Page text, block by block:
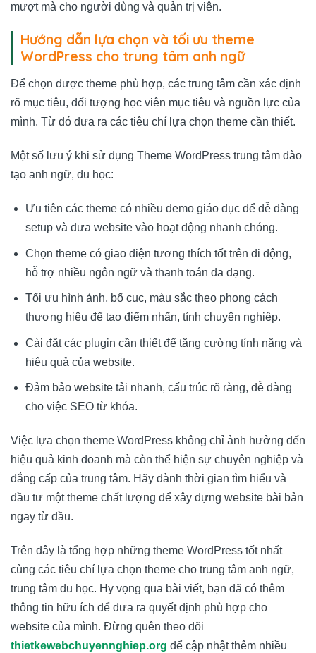
mượt mà cho người dùng và quản trị viên.
Hướng dẫn lựa chọn và tối ưu theme
WordPress cho trung tâm anh ngữ
Để chọn được theme phù hợp, các trung tâm cần xác định
rõ mục tiêu, đối tượng học viên mục tiêu và nguồn lực của
mình. Từ đó đưa ra các tiêu chí lựa chọn theme cần thiết.
Một số lưu ý khi sử dụng Theme WordPress trung tâm đào
tạo anh ngữ, du học:
Ưu tiên các theme có nhiều demo giáo dục để dễ dàng
setup và đưa website vào hoạt động nhanh chóng.
Chọn theme có giao diện tương thích tốt trên di động,
hỗ trợ nhiều ngôn ngữ và thanh toán đa dạng.
Tối ưu hình ảnh, bố cục, màu sắc theo phong cách
thương hiệu để tạo điểm nhấn, tính chuyên nghiệp.
Cài đặt các plugin cần thiết để tăng cường tính năng và
hiệu quả của website.
Đảm bảo website tải nhanh, cấu trúc rõ ràng, dễ dàng
cho việc SEO từ khóa.
Việc lựa chọn theme WordPress không chỉ ảnh hưởng đến
hiệu quả kinh doanh mà còn thể hiện sự chuyên nghiệp và
đẳng cấp của trung tâm. Hãy dành thời gian tìm hiểu và
đầu tư một theme chất lượng để xây dựng website bài bản
ngay từ đầu.
Trên đây là tổng hợp những theme WordPress tốt nhất
cùng các tiêu chí lựa chọn theme cho trung tâm anh ngữ,
trung tâm du học. Hy vọng qua bài viết, bạn đã có thêm
thông tin hữu ích để đưa ra quyết định phù hợp cho
website của mình. Đừng quên theo dõi
thietkewebchuyennghiep.org để cập nhật thêm nhiều